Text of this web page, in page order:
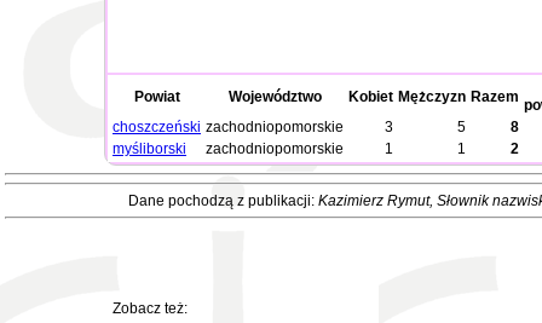
Powiat Województwo Kobiet Mężczyzn Razem
choszczeński zachodniopomorskie 3 5
8
myśliborski
zachodniopomorskie 1 1 2
Dane pochodzą z publikacji: Kazimierz Rymut, Słownik
Zobacz też: